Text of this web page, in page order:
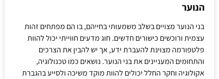
הנוער
בני הנוער מצויים בשלב משמעותי בחייהם, בו הם מפתחים זהות
עצמית ורוכשים כישורים חדשים. חוג מדעים חווייתי יכול להוות
פלטפורמה מצוינת להעברת ידע, אך יש להבין את הצרכים
והתחומים המעניינים את בני הנוער. נושאים כמו טכנולוגיה,
אקולוגיה וחקר החלל יכולים להוות מוקד משיכה ולסייע בהגברת